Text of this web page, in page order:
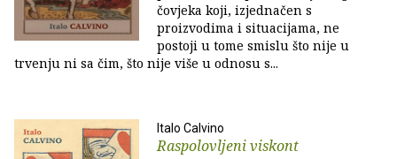
čovjeka koji, izjednačen s
proizvodima i situacijama, ne
postoji u tome smislu što nije u
trvenju ni sa čim, što nije više u odnosu s...
Italo Calvino
Raspolovljeni viskont